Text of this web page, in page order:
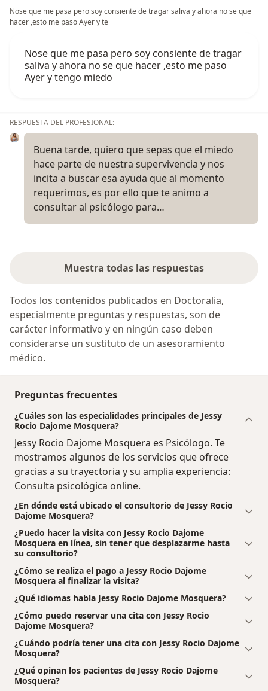
Nose que me pasa pero soy consiente de tragar saliva y ahora no se que
hacer ,esto me paso Ayer y te
Nose que me pasa pero soy consiente de tragar
saliva y ahora no se que hacer ,esto me paso
Ayer y tengo miedo
RESPUESTA DEL PROFESIONAL:
Buena tarde, quiero que sepas que el miedo
hace parte de nuestra supervivencia y nos
incita a buscar esa ayuda que al momento
requerimos, es por ello que te animo a
consultar al psicólogo para…
Muestra todas las respuestas
Todos los contenidos publicados en Doctoralia,
especialmente preguntas y respuestas, son de
carácter informativo y en ningún caso deben
considerarse un sustituto de un asesoramiento
médico.
Preguntas frecuentes
¿Cuáles son las especialidades principales de Jessy
Rocio Dajome Mosquera?
Jessy Rocio Dajome Mosquera es Psicólogo. Te
mostramos algunos de los servicios que ofrece
gracias a su trayectoria y su amplia experiencia:
Consulta psicológica online.
¿En dónde está ubicado el consultorio de Jessy Rocio
Dajome Mosquera?
¿Puedo hacer la visita con Jessy Rocio Dajome
Mosquera en línea, sin tener que desplazarme hasta
su consultorio?
¿Cómo se realiza el pago a Jessy Rocio Dajome
Mosquera al finalizar la visita?
¿Qué idiomas habla Jessy Rocio Dajome Mosquera?
¿Cómo puedo reservar una cita con Jessy Rocio
Dajome Mosquera?
¿Cuándo podría tener una cita con Jessy Rocio Dajome
Mosquera?
¿Qué opinan los pacientes de Jessy Rocio Dajome
Mosquera?